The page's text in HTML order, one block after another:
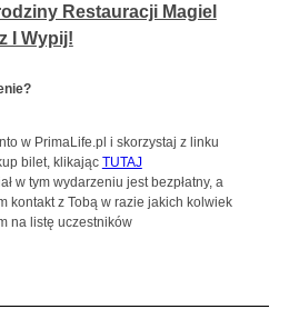
Restauracji Magiel
I Wypij!
w PrimaLife.pl i skorzystaj z linku
bilet, klikając TUTAJ
w tym wydarzeniu jest bezpłatny, a
kontakt z Tobą w razie jakich kolwiek
na listę uczestników